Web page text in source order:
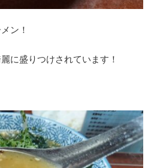
ン！
に盛りつけされています！